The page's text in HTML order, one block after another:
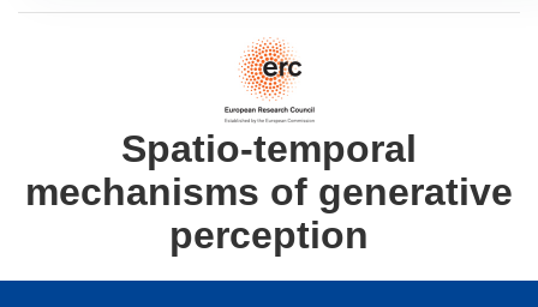
Spatio-temporal
mechanisms of generative
perception